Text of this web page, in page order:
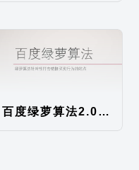
百度绿萝算法2.0，配官方解读